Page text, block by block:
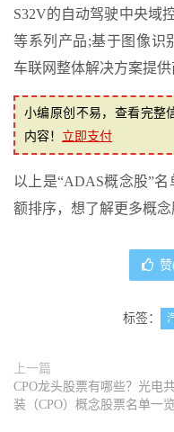
S32V的自动驾驶中央域
等系列产品;基于图像识
车联网整体解决方案提供
小编原创不易，查看完整
内容！ 立即支付
以上是“ADAS概念股”
额排序，想了解更多概念
赞
标签：
上一篇
CPO龙头股票有哪些？光电
装（CPO）概念股票名单一